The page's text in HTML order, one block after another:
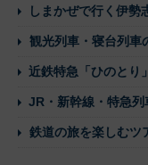
しまかぜで行く伊勢
観光列車・寝台列車
近鉄特急「ひのとり」
JR・新幹線・特急
鉄道の旅を楽しむツ